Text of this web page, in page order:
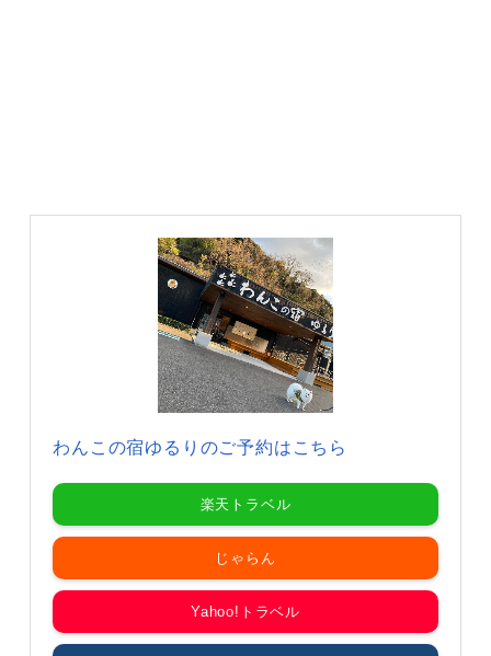
わんこの宿ゆるりのご予約はこちら
楽天トラベル
じゃらん
Yahoo!トラベル